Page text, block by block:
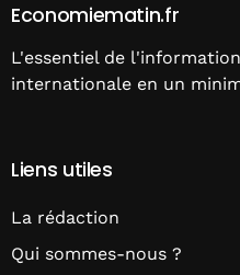
Economiematin.fr
L'essentiel de
internationale en un
Liens utiles
La rédaction
Qui sommes-nous ?